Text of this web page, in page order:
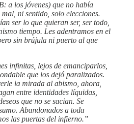
a los jóvenes) que no había
ni sentido, solo elecciones.
ser lo que quieran ser, ser todo,
tiempo. Les adentramos en el
sin brújula ni puerto al que
infinitas, lejos de emanciparlos,
que los dejó paralizados.
la mirada al abismo, ahora,
entre identidades líquidas,
que no se sacian. Se
Abandonados a toda
las puertas del infierno.”